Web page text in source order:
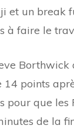
et un break
à faire le
14 points
pour que les
de la